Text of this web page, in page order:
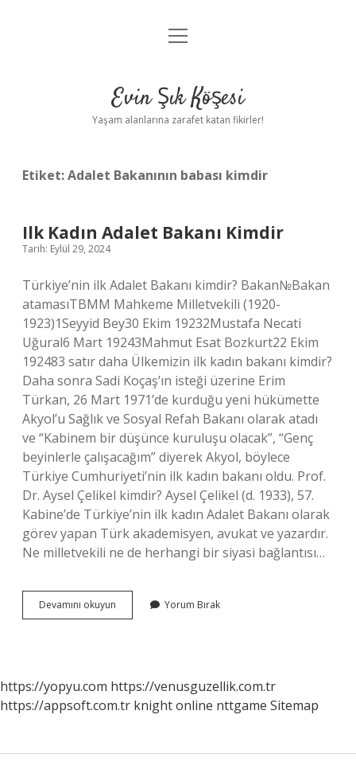
Anasayfa
Yasal Uyarı
menüyü
Evin Şık Köşesi
Yaşam alanlarına zarafet katan fikirler!
Etiket:Adalet Bakanının babası kimdir
Ilk Kadın Adalet Bakanı Kimdir
Tarih: Eylül 29, 2024
Türkiye’nin ilk Adalet Bakanı kimdir? Bakan№Bakan
atamasıTBMM Mahkeme Milletvekili (1920-
1923)1Seyyid Bey30 Ekim 19232Mustafa Necati
Uğural6 Mart 19243Mahmut Esat Bozkurt22 Ekim
192483 satır daha Ülkemizin ilk kadın bakanı kimdir?
Daha sonra Sadi Koçaş’ın isteği üzerine Erim
Türkan, 26 Mart 1971’de kurduğu yeni hükümette
Akyol’u Sağlık ve Sosyal Refah Bakanı olarak atadı
ve “Kabinem bir düşünce kuruluşu olacak”, “Genç
beyinlerle çalışacağım” diyerek Akyol, böylece
Türkiye Cumhuriyeti’nin ilk kadın bakanı oldu. Prof.
Dr. Aysel Çelikel kimdir? Aysel Çelikel (d. 1933), 57.
Kabine’de Türkiye’nin ilk kadın Adalet Bakanı olarak
görev yapan Türk akademisyen, avukat ve yazardır.
Ne milletvekili ne de herhangi bir siyasi bağlantısı…
Devamını okuyun
Kadın
Yorum Bırak
https://yopyu.com https://venusguzellik.com.tr
https://appsoft.com.tr knight online nttgame Sitemap